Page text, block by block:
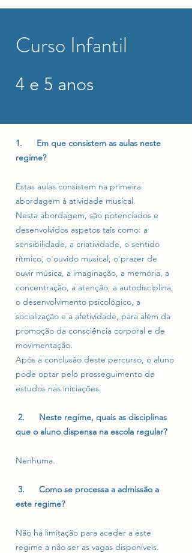
Curso Infantil
4 e 5 anos
1. Em que consistem as aulas neste
regime?
Estas aulas consistem na primeira
abordagem à atividade musical.
Nesta abordagem, são potenciados e
desenvolvidos aspetos tais como: a
sensibilidade, a criatividade, o sentido
rítmico, o ouvido musical, o prazer de
ouvir música, a imaginação, a memória, a
concentração, a atenção, a autodisciplina,
o desenvolvimento psicológico, a
socialização e a afetividade, para além da
promoção da consciência corporal e de
movimentação.
Após a conclusão deste percurso, o aluno
pode optar pelo prosseguimento de
estudos nas iniciações.
2. Neste regime, quais as disciplinas
que o aluno dispensa na escola regular?
Nenhuma.
3. Como se processa a admissão a
este regime?
Não há limitação para aceder a este
regime a não ser as vagas disponíveis.